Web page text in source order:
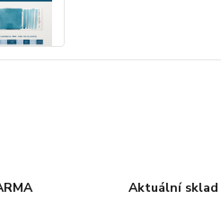
Aktuální sklad